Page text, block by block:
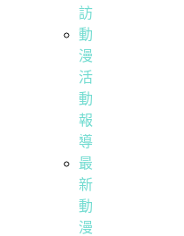
訪
動
漫
活
動
報
導
最
新
動
漫